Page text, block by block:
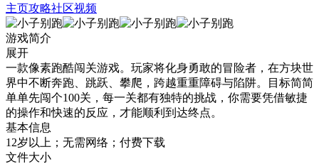
主页攻略社区视频
游戏简介
展开
一款像素跑酷闯关游戏。玩家将化身勇敢的冒险者，在方块世
界中不断奔跑、跳跃、攀爬，跨越重重障碍与陷阱。目标简简
单单先闯个100关，每一关都有独特的挑战，你需要凭借敏捷
的操作和快速的反应，才能顺利到达终点。
基本信息
12岁以上；无需网络；付费下载
文件大小